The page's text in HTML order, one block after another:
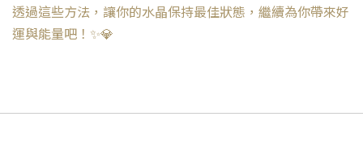
透過這些方法，讓你的水晶保持最佳狀態，繼續為你帶來好
運與能量吧！✨💎